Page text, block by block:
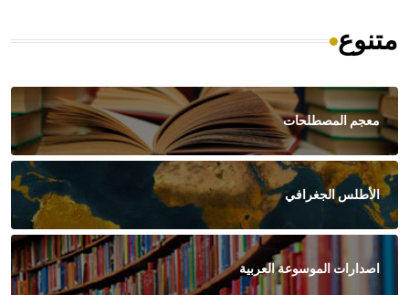
متنوع
معجم المصطلحات
الأطلس الجغرافي
اصدارات الموسوعة العربية